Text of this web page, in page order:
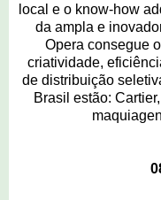
local e o know-how
da ampla e
Opera consegue
criatividade,
de distribuição
Brasil estão: